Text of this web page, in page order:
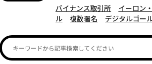
バイナンス取引所 イーロン
ル
複数署名 デジタルゴー